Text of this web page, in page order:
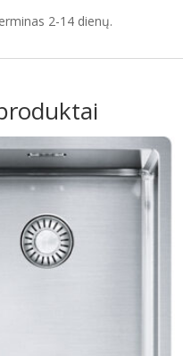
2-14 dienų.